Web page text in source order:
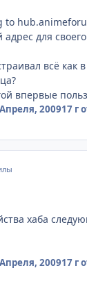
to
для своего
всё как
впервые
200917 г
хаба
200917 г